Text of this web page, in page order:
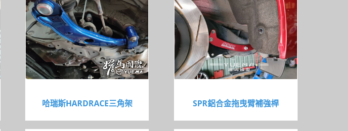
哈瑞斯HARDRACE三角架 SPR鋁合金拖曳臂補強桿